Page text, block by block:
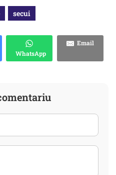
secui
WhatsApp
Email